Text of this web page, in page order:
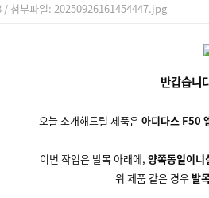
첨부파일: 20250926161454447.jpg
반갑습니
오늘 소개해드릴 제품은아디다스 F50
이번 작업은 발목 아래에, 양쪽동일이니
위 제품 같은 경우 발